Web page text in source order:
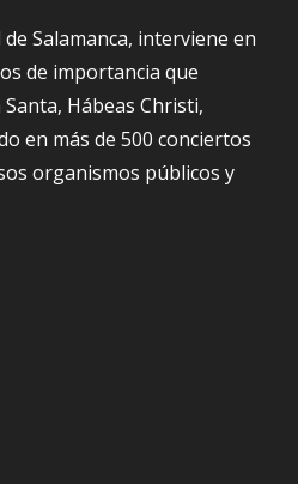
Salamanca, interviene en
de importancia que
Hábeas Christi,
en más de 500 conciertos
organismos públicos y